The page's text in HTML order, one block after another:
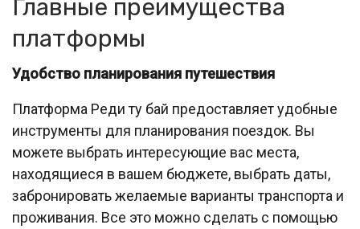
Главные преимущества
платформы
Удобство планирования путешествия
Платформа Реди ту бай предоставляет удобные
инструменты для планирования поездок. Вы
можете выбрать интересующие вас места,
находящиеся в вашем бюджете, выбрать даты,
забронировать желаемые варианты транспорта и
проживания. Все это можно сделать с помощью